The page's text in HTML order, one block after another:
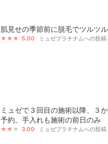
肌見せの季節前に脱毛でツルツ
5.00 ミュゼプラチナムへの投稿
ミュゼで３回目の施術以降、３
予約。手入れも施術の前日のみ
3.00 ミュゼプラチナムへの投稿